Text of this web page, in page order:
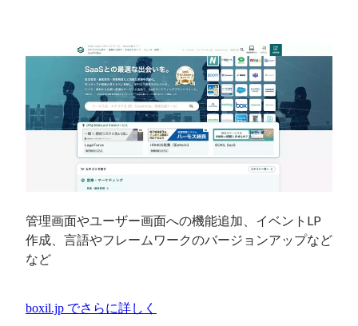
管理画面やユーザー画面への機能追加、イベントLP
作成、言語やフレームワークのバージョンアップなど
など
boxil.jp でさらに詳しく